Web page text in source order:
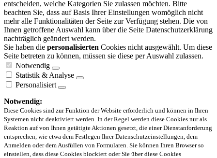
entscheiden, welche Kategorien Sie zulassen möchten. Bitte
beachten Sie, dass auf Basis Ihrer Einstellungen womöglich nicht
mehr alle Funktionalitäten der Seite zur Verfügung stehen. Die von
Ihnen getroffene Auswahl kann über die Seite Datenschutzerklärung
nachträglich geändert werden.
Sie haben die personalisierten Cookies nicht ausgewählt. Um diese
Seite betreten zu können, müssen sie diese per Auswahl zulassen.
Notwendig
Statistik & Analyse
Personalisiert
Notwendig:
Diese Cookies sind zur Funktion der Website erforderlich und können in Ihren
Systemen nicht deaktiviert werden. In der Regel werden diese Cookies nur als
Reaktion auf von Ihnen getätigte Aktionen gesetzt, die einer Dienstanforderung
entsprechen, wie etwa dem Festlegen Ihrer Datenschutzeinstellungen, dem
Anmelden oder dem Ausfüllen von Formularen. Sie können Ihren Browser so
einstellen, dass diese Cookies blockiert oder Sie über diese Cookies